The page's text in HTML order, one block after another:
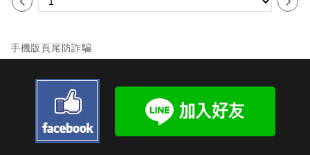
手機版頁尾防詐騙